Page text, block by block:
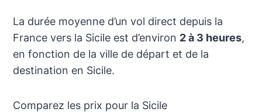
La durée moyenne d’un vol direct depuis la
France vers la Sicile est d’environ 2 à 3 heures,
en fonction de la ville de départ et de la
destination en Sicile.
Comparez les prix pour la Sicile